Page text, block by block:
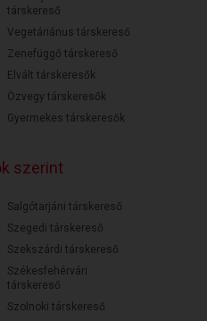
társkereső
Vegetáriánus társkereső
Zenefüggő társkereső
Elvált társkeresők
Özvegy társkeresők
Gyermekes társkeresők
szerint
Salgótarjáni társkereső
Szegedi társkereső
Szekszárdi társkereső
Székesfehérvári
társkereső
Szolnoki társkereső